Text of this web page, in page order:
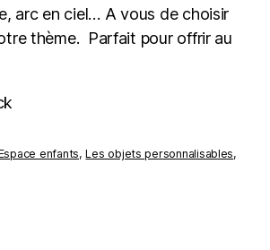
arc en ciel… A vous de choisir
thème. Parfait pour offrir au
enfants,Les objets personnalisables,